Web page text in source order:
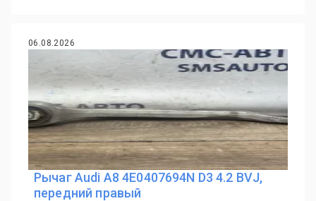
06.08.2026
Рычаг Audi A8 4E0407694N D3 4.2 BVJ,
передний правый